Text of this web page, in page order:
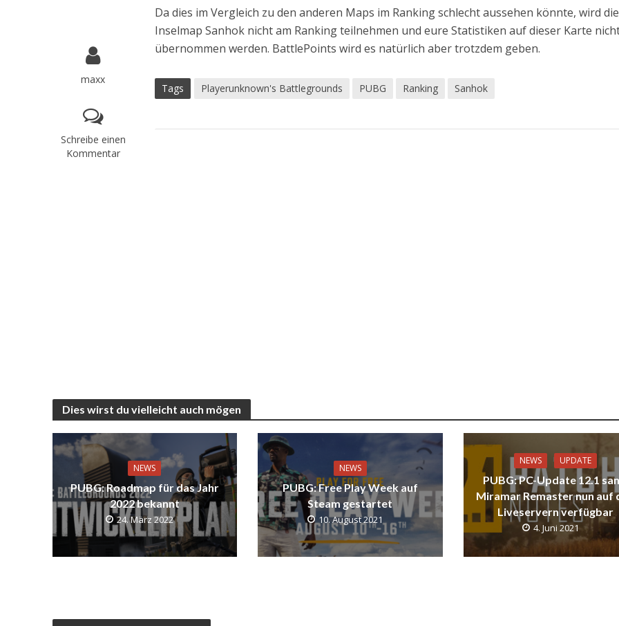
maxx
Schreibe einen
Kommentar
Da dies im Vergleich zu den anderen Maps im Ranking schlecht aussehen könnte, wird die
Inselmap Sanhok nicht am Ranking teilnehmen und eure Statistiken auf dieser Karte
übernommen werden. BattlePoints wird es natürlich aber trotzdem geben.
Tags Playerunknown's Battlegrounds PUBG Ranking Sanhok
Dies wirst du vielleicht auch mögen
NEWS
PUBG: Roadmap für das Jahr
2022 bekannt
24. März 2022
NEWS
PUBG: Free Play Week auf
Steam gestartet
10. August 2021
NEWS UPDATE
PUBG: PC-Update 12.1
Miramar Remaster nun auf
Liveservern verfügbar
4. Juni 2021